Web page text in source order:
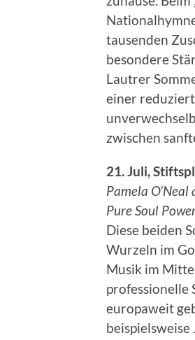
tausenden
besondere
Lautrer
einer
zwischen
21. Juli,
Pamela O’Neal
Pure Soul
Diese beiden
Wurzeln im
Musik im
professionelle
europaweit